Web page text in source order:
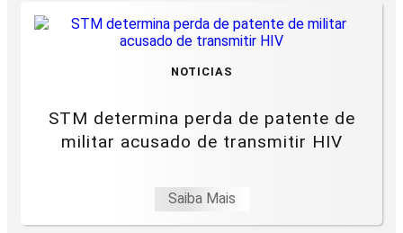
NOTICIAS
STM determina perda de patente de
militar acusado de transmitir HIV
Saiba Mais